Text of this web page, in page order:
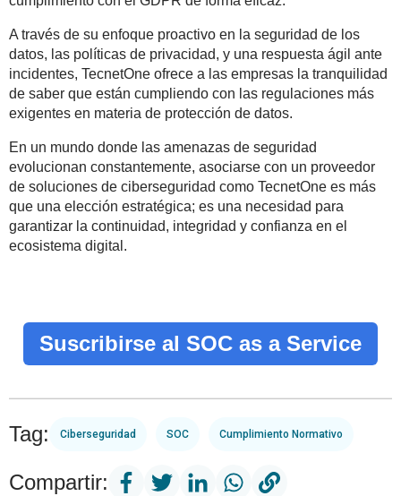
A través de su enfoque proactivo en la seguridad de los
datos, las políticas de privacidad, y una respuesta ágil ante
incidentes, TecnetOne ofrece a las empresas la tranquilidad
de saber que están cumpliendo con las regulaciones más
exigentes en materia de protección de datos.
En un mundo donde las amenazas de seguridad
evolucionan constantemente, asociarse con un proveedor
de soluciones de ciberseguridad como TecnetOne es más
que una elección estratégica; es una necesidad para
garantizar la continuidad, integridad y confianza en el
ecosistema digital.
Suscribirse al SOC as a Service
Tag: Ciberseguridad SOC Cumplimiento Normativo
Compartir: